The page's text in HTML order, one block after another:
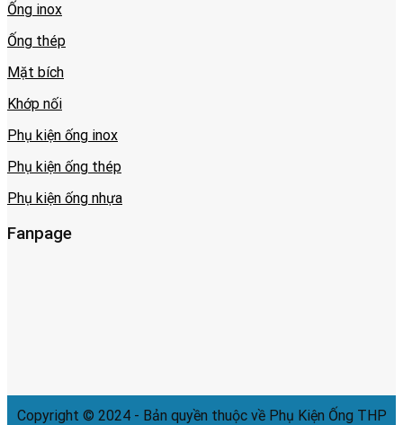
Ống inox
Ống thép
Mặt bích
Khớp nối
Phụ kiện ống inox
Phụ kiện ống thép
Phụ kiện ống nhựa
Fanpage
Copyright © 2024 - Bản quyền thuộc về Phụ Kiện Ống THP